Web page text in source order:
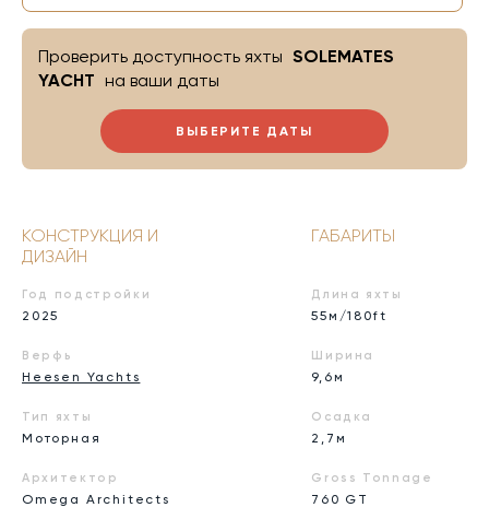
ВЫБЕРИТЕ ДАТЫ
Проверить доступность яхты SOLEMATES
YACHT на ваши даты
КОНСТРУКЦИЯ И
ДИЗАЙН
Год подстройки
2025
Верфь
Heesen Yachts
Тип яхты
Моторная
Архитектор
Omega Architects
ГАБАРИТЫ
Длина яхты
55м/180ft
Ширина
9,6м
Осадка
2,7м
Gross Tonnage
760 GT